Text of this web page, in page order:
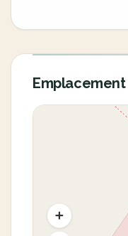
Emplacement